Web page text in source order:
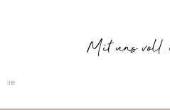
Mit uns voll